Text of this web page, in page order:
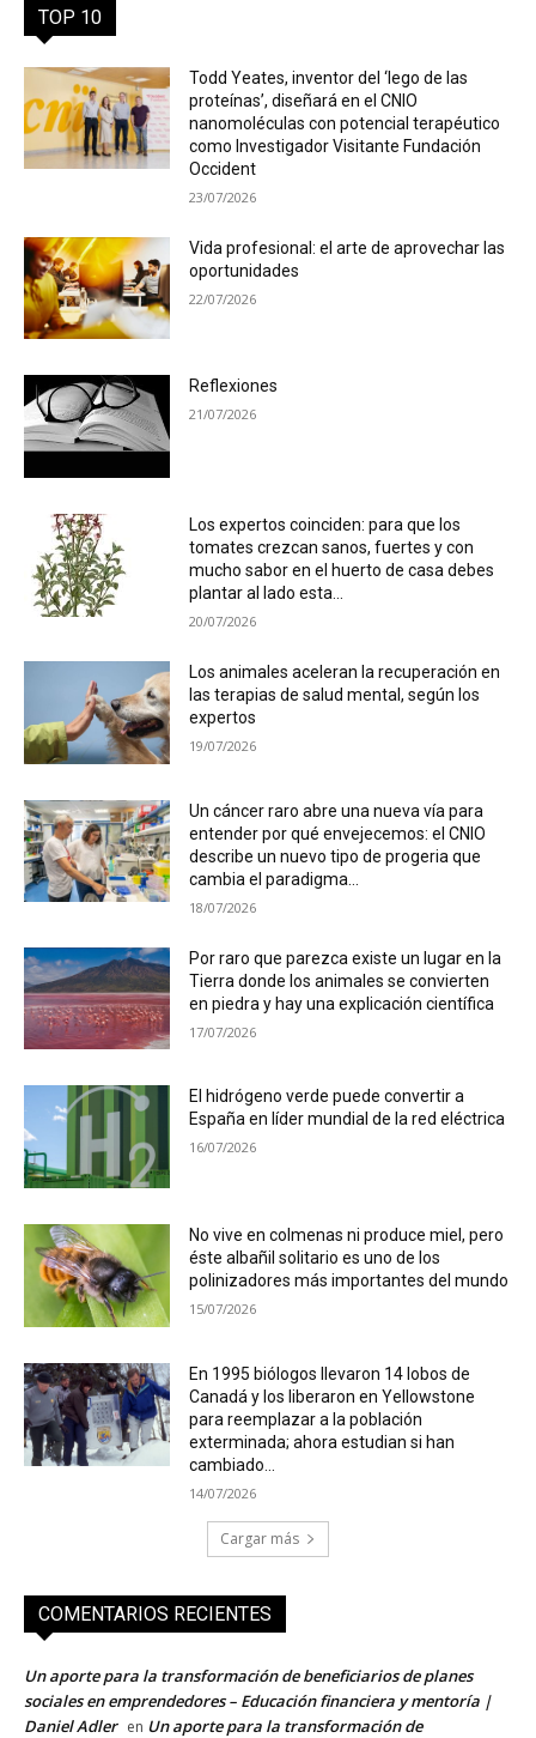
TOP 10
Todd Yeates, inventor del ‘lego de las
proteínas’, diseñará en el CNIO
nanomoléculas con potencial terapéutico
como Investigador Visitante Fundación
Occident
23/07/2026
Vida profesional: el arte de aprovechar las
oportunidades
22/07/2026
Reflexiones
21/07/2026
Los expertos coinciden: para que los
tomates crezcan sanos, fuertes y con
mucho sabor en el huerto de casa debes
plantar al lado esta...
20/07/2026
Los animales aceleran la recuperación en
las terapias de salud mental, según los
expertos
19/07/2026
Un cáncer raro abre una nueva vía para
entender por qué envejecemos: el CNIO
describe un nuevo tipo de progeria que
cambia el paradigma...
18/07/2026
Por raro que parezca existe un lugar en la
Tierra donde los animales se convierten
en piedra y hay una explicación científica
17/07/2026
El hidrógeno verde puede convertir a
España en líder mundial de la red eléctrica
16/07/2026
No vive en colmenas ni produce miel, pero
éste albañil solitario es uno de los
polinizadores más importantes del mundo
15/07/2026
En 1995 biólogos llevaron 14 lobos de
Canadá y los liberaron en Yellowstone
para reemplazar a la población
exterminada; ahora estudian si han
cambiado...
14/07/2026
Cargar más
COMENTARIOS RECIENTES
Un aporte para la transformación de beneficiarios de planes
sociales en emprendedores – Educación financiera y mentoría |
Daniel Adler en Un aporte para la transformación de